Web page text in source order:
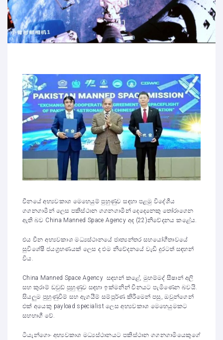
චීනයේ අභ්‍යවකාශ මෙහෙයුම් පුහුණුව සඳහා පළමු විදේශීය
ගගනගාමීන් ලෙස පකිස්ථාන ගගනගාමීන් දෙදෙනෙකු තෝරාගෙන
ඇති බව China Manned Space Agency අද (22)නිවේදනය කළේය.
එය චීන අභ්‍යවකාශ මධ්‍යස්ථානයේ ජාත්‍යන්තර සහයෝගීතාවයේ
සුවිශේෂී ජයග්‍රහණයක් ලෙස ද එම නිවේදනයේ වැඩි දුරටත් සඳහන්
විය.
China Manned Space Agency සඳහන් කළේ, මුහම්මද් සීෂාන් අලි
සහ කුරාම් ඩවුඩ් පුහුණුව සඳහා ඉක්මනින් චීනයට පැමිණෙන බවයි.
සියලුම පුහුණුවීම් සහ ඇගයීම් සම්පූර්ණ කිරීමෙන් පසු, ඔවුන්ගෙන්
එක් අයෙකු payload specialist ලෙස අභ්‍යවකාශ මෙහෙයුමකට
සහභාගී වේ.
ටියැන්ගොං අභ්‍යවකාශ මධ්‍යස්ථානයට පකිස්ථාන ගගනගාමියෙකුගේ